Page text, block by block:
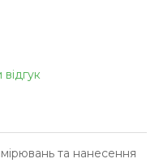
та нанесення